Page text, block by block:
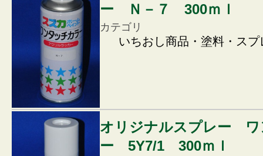
ー Ｎ－７ 300ｍｌ
カテゴリ
いちおし商品・塗料・スプ
オリジナルスプレー ワ
ー 5Y7/1 300ｍｌ